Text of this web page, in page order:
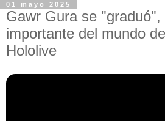
01 mayo 2025
Gawr Gura se
importante del mundo
Hololive